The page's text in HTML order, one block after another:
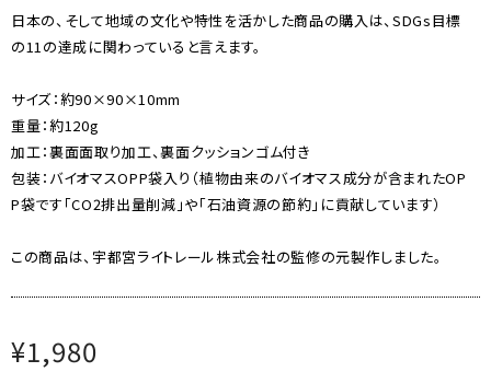
日本の、そして地域の文化や特性を活かした商品の購入は、SDGs目標
の11の達成に関わっていると言えます。
サイズ：約90×90×10mm
重量：約120g
加工：裏面面取り加工、裏面クッションゴム付き
包装：バイオマスOPP袋入り（植物由来のバイオマス成分が含まれたOP
P袋です「CO2排出量削減」や「石油資源の節約」に貢献しています）
この商品は、宇都宮ライトレール株式会社の監修の元製作しました。
¥1,980